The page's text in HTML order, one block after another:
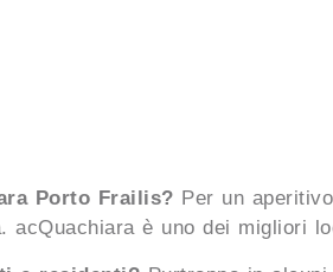
Porto Frailis? Per un
acQuachiara è uno dei migliori